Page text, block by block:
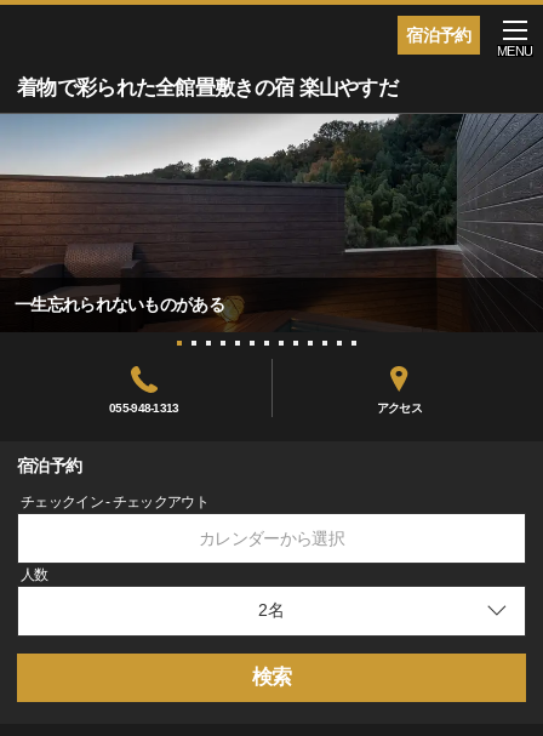
宿泊予約
着物で彩られた全館畳敷きの宿 楽山やすだ
MENU
一生忘れられないものがある
055-948-1313 アクセス
宿泊予約
チェックイン - チェックアウト
カレンダーから選択
人数
検索